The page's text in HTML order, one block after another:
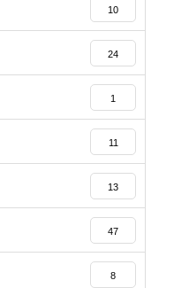
10
24
1
11
13
47
8